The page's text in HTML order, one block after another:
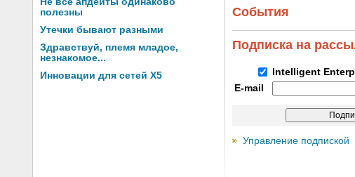
полезны
Утечки бывают разными
Здравствуй, племя младое,
незнакомое...
Инновации для сетей X5
События
Подписка на
Intelligent
E-mail
Управление подпиской